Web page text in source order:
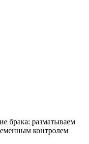
брака: разматываем
контролем